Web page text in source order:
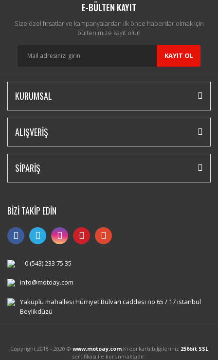
E-BÜLTEN KAYIT
Size özel fırsatlar ve kampanyalardan ilk önce haberdar olmak için
bültenimize kayıt olun
KAYIT OL
KURUMSAL
ALIŞVERİŞ
SİPARİŞ
BİZİ TAKİP EDİN
0 (543) 233 75 35
info@motoay.com
Yakuplu mahallesi Hürriyet Bulvarı caddesi no 65 / 17 istanbul
Beylikdüzü
Copyright 2018 - 2020 © www.motoay.comKredi kartı bilgileriniz 256bit SSL
sertifikası ile korunmaktadır.